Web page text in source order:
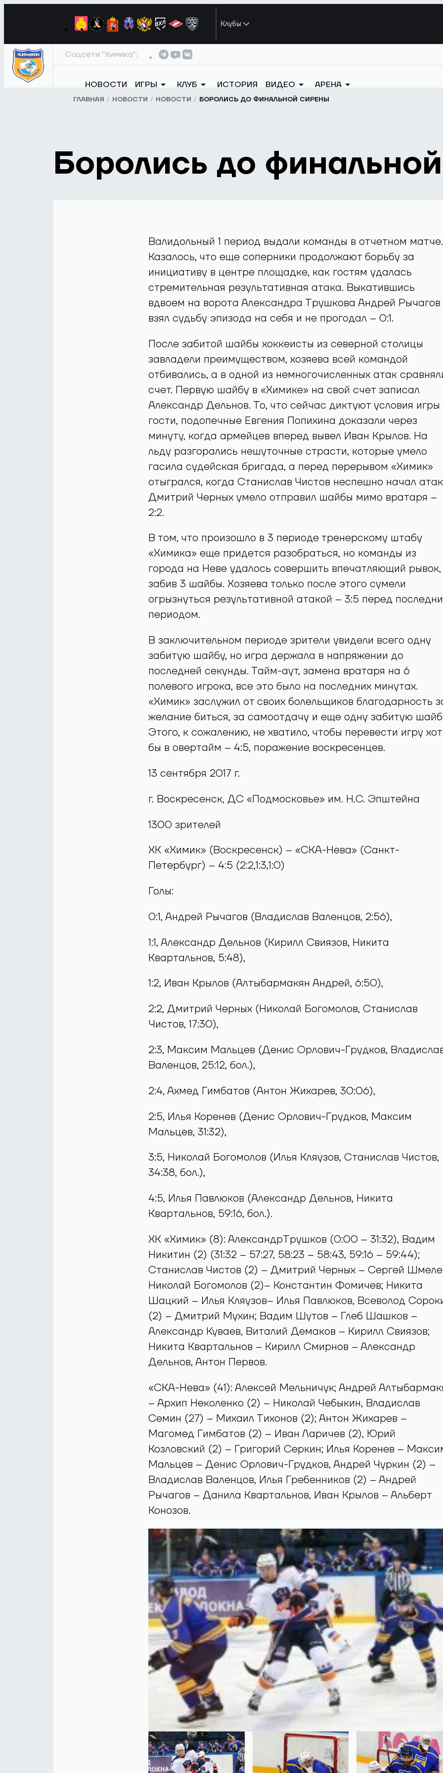
Клубы
Соцсети "Химика":
НОВОСТИ ИГРЫ КЛУБ ИСТОРИЯ ВИДЕО АРЕНА
ГЛАВНАЯ НОВОСТИ НОВОСТИ БОРОЛИСЬ ДО ФИНАЛЬНОЙ СИРЕНЫ
Боролись до
Валидольный 1 период выдали команды в отчетном матче.
Казалось, что еще соперники продолжают борьбу за
инициативу в центре площадке, как гостям удалась
стремительная результативная атака. Выкатившись
вдвоем на ворота Александра Трушкова Андрей Рычагов
взял судьбу эпизода на себя и не прогодал – 0:1.
После забитой шайбы хоккеисты из северной столицы
завладели преимуществом, хозяева всей командой
отбивались, а в одной из немногочисленных атак
счет. Первую шайбу в «Химике» на свой счет записал
Александр Дельнов. То, что сейчас диктуют условия игры
гости, подопечные Евгения Попихина доказали через
минуту, когда армейцев вперед вывел Иван Крылов. На
льду разгорались нешуточные страсти, которые умело
гасила судейская бригада, а перед перерывом «Химик»
отыгрался, когда Станислав Чистов неспешно начал
Дмитрий Черных умело отправил шайбы мимо вратаря –
2:2.
В том, что произошло в 3 периоде тренерскому штабу
«Химика» еще придется разобраться, но команды из
города на Неве удалось совершить впечатляющий рывок,
забив 3 шайбы. Хозяева только после этого сумели
огрызнуться результативной атакой – 3:5 перед
периодом.
В заключительном периоде зрители увидели всего одну
забитую шайбу, но игра держала в напряжении до
последней секунды. Тайм-аут, замена вратаря на 6
полевого игрока, все это было на последних минутах.
«Химик» заслужил от своих болельщиков благодарность
желание биться, за самоотдачу и еще одну забитую
Этого, к сожалению, не хватило, чтобы перевести игру
бы в овертайм – 4:5, поражение воскресенцев.
13 сентября 2017 г.
г. Воскресенск, ДС «Подмосковье» им. Н.С. Эпштейна
1300 зрителей
ХК «Химик» (Воскресенск) – «СКА-Нева» (Санкт-
Петербург) – 4:5 (2:2,1:3,1:0)
Голы:
0:1, Андрей Рычагов (Владислав Валенцов, 2:56),
1:1, Александр Дельнов (Кирилл Свиязов, Никита
Квартальнов, 5:48),
1:2, Иван Крылов (Алтыбармакян Андрей, 6:50),
2:2, Дмитрий Черных (Николай Богомолов, Станислав
Чистов, 17:30),
2:3, Максим Мальцев (Денис Орлович-Грудков,
Валенцов, 25:12, бол.),
2:4, Ахмед Гимбатов (Антон Жихарев, 30:06),
2:5, Илья Коренев (Денис Орлович-Грудков, Максим
Мальцев, 31:32),
3:5, Николай Богомолов (Илья Кляузов, Станислав Чистов,
34:38, бол.),
4:5, Илья Павлюков (Александр Дельнов, Никита
Квартальнов, 59:16, бол.).
ХК «Химик» (8): АлександрТрушков (0:00 – 31:32), Вадим
Никитин (2) (31:32 – 57:27, 58:23 – 58:43, 59:16 – 59:44);
Станислав Чистов (2) – Дмитрий Черных – Сергей
Николай Богомолов (2)– Константин Фомичев; Никита
Шацкий – Илья Кляузов– Илья Павлюков, Всеволод
(2) – Дмитрий Мухин; Вадим Шутов – Глеб Шашков –
Александр Куваев, Виталий Демаков – Кирилл Свиязов;
Никита Квартальнов – Кирилл Смирнов – Александр
Дельнов, Антон Первов.
«СКА-Нева» (41): Алексей Мельничук; Андрей
– Архип Неколенко (2) – Николай Чебыкин, Владислав
Семин (27) – Михаил Тихонов (2); Антон Жихарев –
Магомед Гимбатов (2) – Иван Ларичев (2), Юрий
Козловский (2) – Григорий Серкин; Илья Коренев –
Мальцев – Денис Орлович-Грудков, Андрей Чуркин (2) –
Владислав Валенцов, Илья Гребенников (2) – Андрей
Рычагов – Данила Квартальнов, Иван Крылов – Альберт
Конозов.